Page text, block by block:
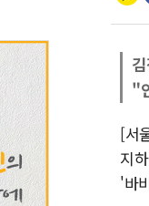
"
[서
지
'바